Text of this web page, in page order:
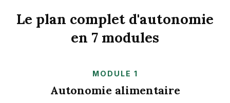
Le plan complet d'autonomie
en 7 modules
MODULE 1
Autonomie alimentaire